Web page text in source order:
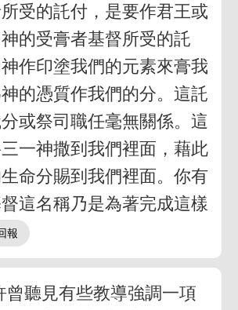
受的託付，是要作君王或
的受膏者基督所受的託
作印塗我們的元素來膏我
的憑質作我們的分。這託
或祭司職任毫無關係。這
一神撒到我們裡面，藉此
命分賜到我們裡面。你有
這名稱乃是為著完成這樣
曾聽見有些教導強調一項